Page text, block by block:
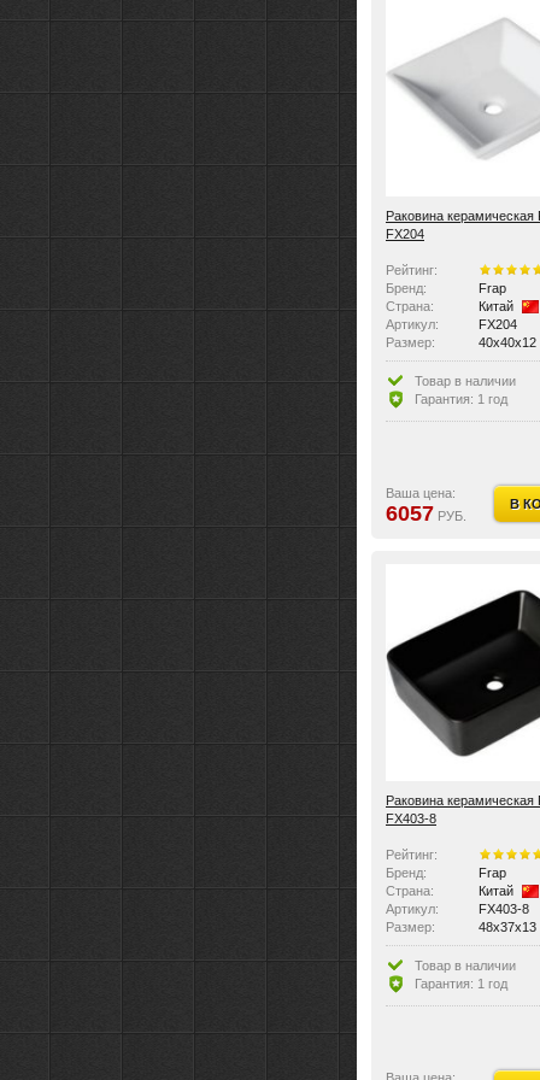
Раковина керамическая
FX204
Рейтинг:
Бренд:
Frap
Страна:
Китай
Артикул:
FX204
Размер:
Цвет:
Белые
Материал:
Керамика
Вес:
8.6 кг
Крышка перелива:
нет
Количество отверстий
без
Перелив:
нет
Товар в наличии
Гарантия: 1 год
Ваша цена:
6057 РУБ.
В
Раковина керамическая
FX403-8
Рейтинг:
Бренд:
Frap
Страна:
Китай
Артикул:
FX403-8
Размер:
Цвет:
Черные
Материал:
Керамика
Вес:
11.9 кг
Крышка перелива:
нет
Товар в наличии
Гарантия: 1 год
Ваша цена: